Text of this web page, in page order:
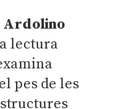
Ardolino
lectura
pes de les